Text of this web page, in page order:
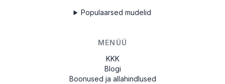
Populaarsed mudelid
MENÜÜ
KKK
Blogi
Boonused ja allahindlused